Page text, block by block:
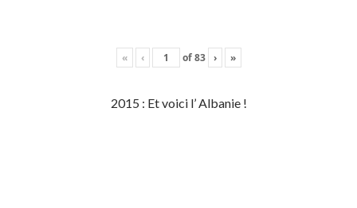
« ‹ of83 › »
2015 : Et voici l’ Albanie !